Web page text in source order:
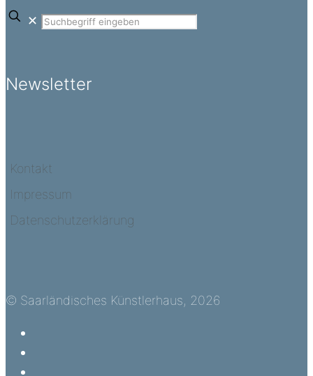
✕
Newsletter
Kontakt
Impressum
Datenschutzerklärung
© Saarländisches Künstlerhaus, 2026